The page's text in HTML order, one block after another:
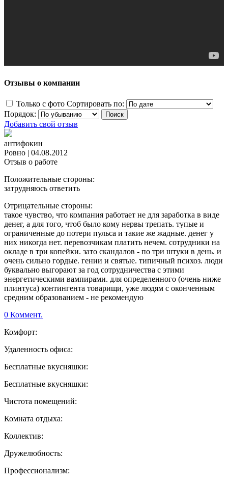
Отзывы о компании
Только с фото Сортировать по:
Порядок:
Добавить свой отзыв
антифокин
Ровно | 04.08.2012
Отзыв о работе
Положительные стороны:
затрудняюсь ответить
Отрицательные стороны:
такое чувство, что компания работает не для заработка в виде
денег, а для того, чтоб было кому нервы трепать. тупые и
ограниченные до потери пульса и такие же жадные. денег у
них никогда нет. перевозчикам платить нечем. сотрудники на
окладе в три копейки. зато скандалов - по три штуки в день. и
очень сильно гордые. гении и святые. типичный психоз. люди
буквально выгорают за год сотрудничества с этими
энергетическими вампирами. для определенного (очень ниже
плинтуса) контингента товарищи, уже людям с оконченным
средним образованием - не рекомендую
0 Коммент.
Комфорт:
Удаленность офиса:
Бесплатные вкусняшки:
Бесплатные вкусняшки:
Чистота помещений:
Комната отдыха:
Коллектив:
Дружелюбность:
Профессионализм: